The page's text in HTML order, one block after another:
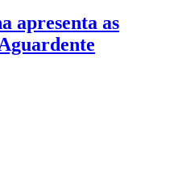
apresenta as